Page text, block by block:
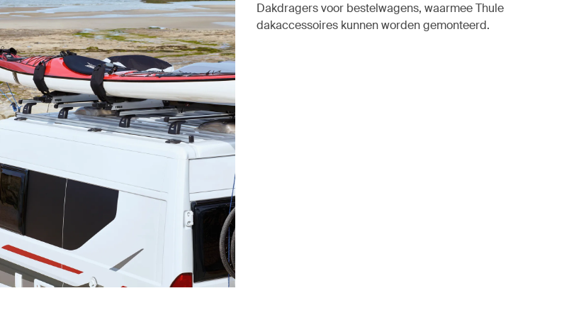
Dakdragers voor bestelwagens, waarmee Thule
dakaccessoires kunnen worden gemonteerd.